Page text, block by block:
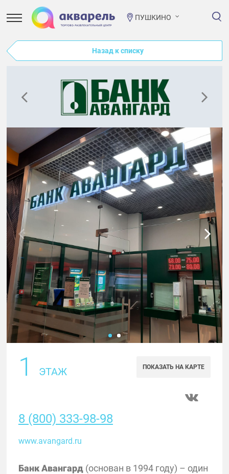
ПУШКИНО
Назад к списку
1 ЭТАЖ ПОКАЗАТЬ НА КАРТЕ
8 (800) 333-98-98
www.avangard.ru
Банк Авангард(основан в 1994 году) – один